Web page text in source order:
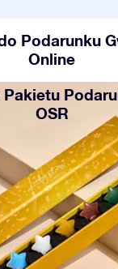
Podarunku
Online
OSR